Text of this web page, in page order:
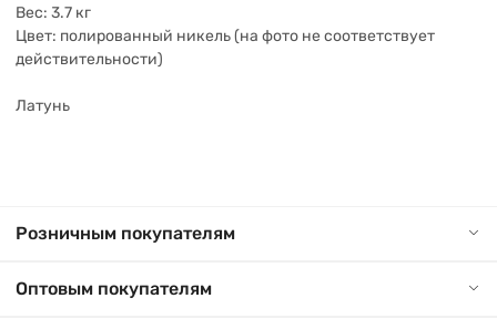
Вес: 3.7 кг
Цвет: полированный никель (на фото не соответствует
действительности)
Латунь
Розничным покупателям
Оптовым покупателям